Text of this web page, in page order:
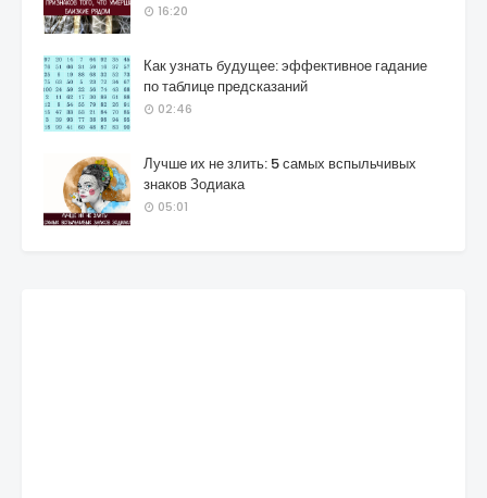
16:20
Как узнать будущее: эффективное гадание
по таблице предсказаний
02:46
Лучше их не злить: 5 самых вспыльчивых
знаков Зодиака
05:01